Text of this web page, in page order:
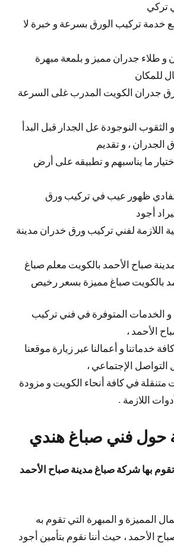
تركي
تركيب الورق بسرعة و خبرة لا
و طلاء جدران مميز و بلمعة مبهرة
للمكان
جدران الكويت المدرب غلى السرعة
النوجودة عل الجدار قبل البدأ
الجدران ، و تقديم
ما يناسبهم و تطبيقه على أرض
ظهور عيب في تركيب ورق
أجود
اللازمة لفني تركيب ورق خدران مدينة
صباح الأحمد بالكويت معلم صباغ
بالكويت صباغ مميزة بسعر رخيص
و الخدمات المتوفرة في فني تركيب
الأحمد ،
خدماتنا و أعمالنا عبر زيارة موقعنا
الإجتماعي ،
متنقلة في كافة أنحاء الكويت و مزودة
اللازمة .
حول فني صباغ هندي
بها شركة صباغ مدينة صباح الأحمد
المميزة و المبهرة التي تقوم به
الأحمد ، حيث أننا نقوم بتأمين أجود